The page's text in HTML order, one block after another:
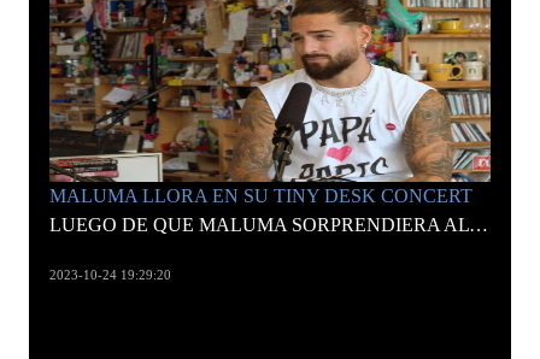
MALUMA LLORA EN SU TINY DESK CONCERT
LUEGO DE QUE MALUMA SORPRENDIERA AL MUNDO CON EL NOTICIÓN Y LAS IMÁGENES DEL EMBARAZO DE SU NOVIA SUSANA GÓMEZ, EL CANTANTE ESTRENÓ UN TINY DESK
2023-10-24 19:29:20